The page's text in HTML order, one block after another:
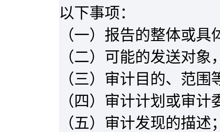
以下事项：
（一）报告的整体或具
（二）可能的发送对
（三）审计目的、范围
（四）审计计划或审计
（五）审计发现的描述